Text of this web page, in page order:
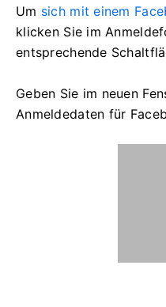
Um sich mit einem
klicken Sie im
entsprechende
Geben Sie im neuen
Anmeldedaten für